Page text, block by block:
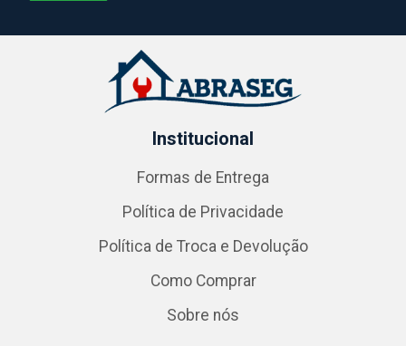
Institucional
Formas de Entrega
Política de Privacidade
Política de Troca e Devolução
Como Comprar
Sobre nós